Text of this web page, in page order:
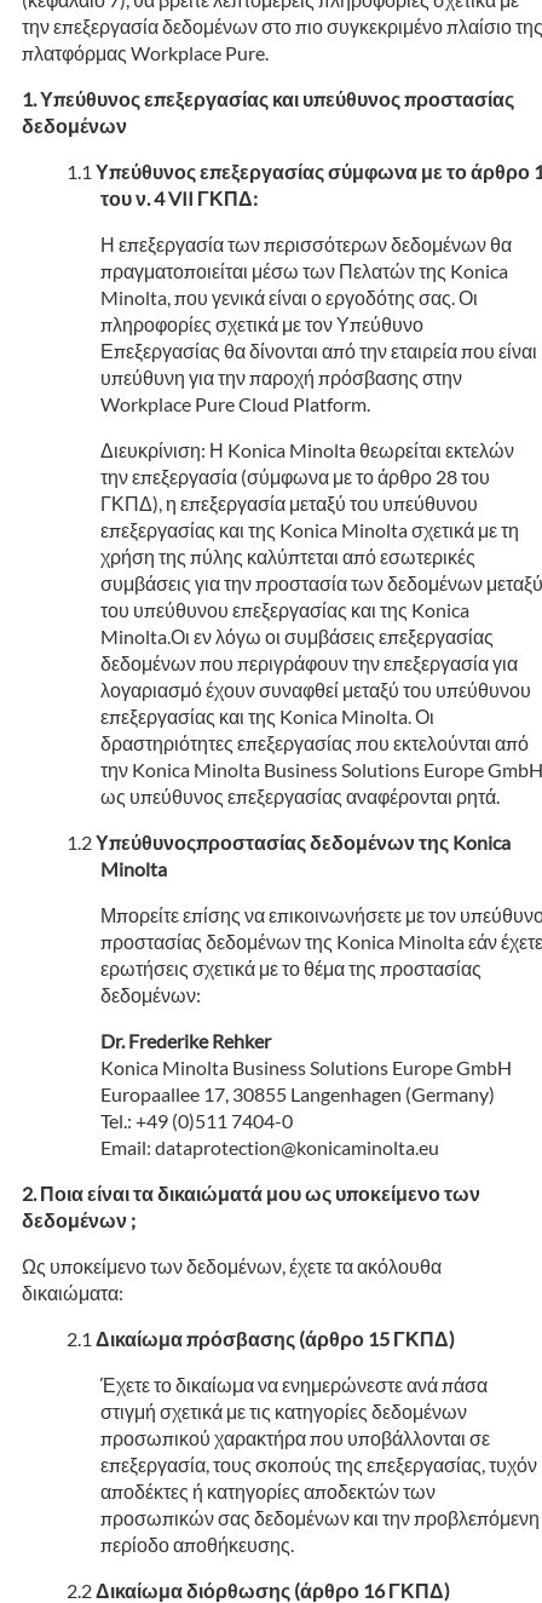
την επεξεργασία δεδομένων στο πιο συγκεκριμένο πλαίσιο της
πλατφόρμας Workplace Pure.
Υπεύθυνος επεξεργασίας και υπεύθυνος προστασίας
δεδομένων
Υπεύθυνος επεξεργασίας σύμφωνα με το άρθρο
του ν. 4 VII ΓΚΠΔ:
Η επεξεργασία των περισσότερων δεδομένων θα
πραγματοποιείται μέσω των Πελατών της Konica
Minolta, που γενικά είναι ο εργοδότης σας. Οι
πληροφορίες σχετικά με τον Υπεύθυνο
Επεξεργασίας θα δίνονται από την εταιρεία που είναι
υπεύθυνη για την παροχή πρόσβασης στην
Workplace Pure Cloud Platform.
Διευκρίνιση: Η Konica Minolta θεωρείται εκτελών
την επεξεργασία (σύμφωνα με το άρθρο 28 του
ΓΚΠΔ), η επεξεργασία μεταξύ του υπεύθυνου
επεξεργασίας και της Konica Minolta σχετικά με τη
χρήση της πύλης καλύπτεται από εσωτερικές
συμβάσεις για την προστασία των δεδομένων μεταξύ
του υπεύθυνου επεξεργασίας και της Konica
Minolta.Οι εν λόγω οι συμβάσεις επεξεργασίας
δεδομένων που περιγράφουν την επεξεργασία για
λογαριασμό έχουν συναφθεί μεταξύ του υπεύθυνου
επεξεργασίας και της Konica Minolta. Οι
δραστηριότητες επεξεργασίας που εκτελούνται από
την Konica Minolta Business Solutions Europe GmbH
ως υπεύθυνος επεξεργασίας αναφέρονται ρητά.
Υπεύθυνοςπροστασίας δεδομένων της Konica
Minolta
Μπορείτε επίσης να επικοινωνήσετε με τον
προστασίας δεδομένων της Konica Minolta εάν έχετε
ερωτήσεις σχετικά με το θέμα της προστασίας
δεδομένων:
Dr. Frederike Rehker
Konica Minolta Business Solutions Europe GmbH
Europaallee 17, 30855 Langenhagen (Germany)
Tel.: +49 (0)511 7404-0
Email: dataprotection@konicaminolta.eu
Ποια είναι τα δικαιώματά μου ως υποκείμενο των
δεδομένων ;
Ως υποκείμενο των δεδομένων, έχετε τα ακόλουθα
δικαιώματα:
Δικαίωμα πρόσβασης (άρθρο 15 ΓΚΠΔ)
Έχετε το δικαίωμα να ενημερώνεστε ανά πάσα
στιγμή σχετικά με τις κατηγορίες δεδομένων
προσωπικού χαρακτήρα που υποβάλλονται σε
επεξεργασία, τους σκοπούς της επεξεργασίας, τυχόν
αποδέκτες ή κατηγορίες αποδεκτών των
προσωπικών σας δεδομένων και την προβλεπόμενη
περίοδο αποθήκευσης.
Δικαίωμα διόρθωσης (άρθρο 16 ΓΚΠΔ)